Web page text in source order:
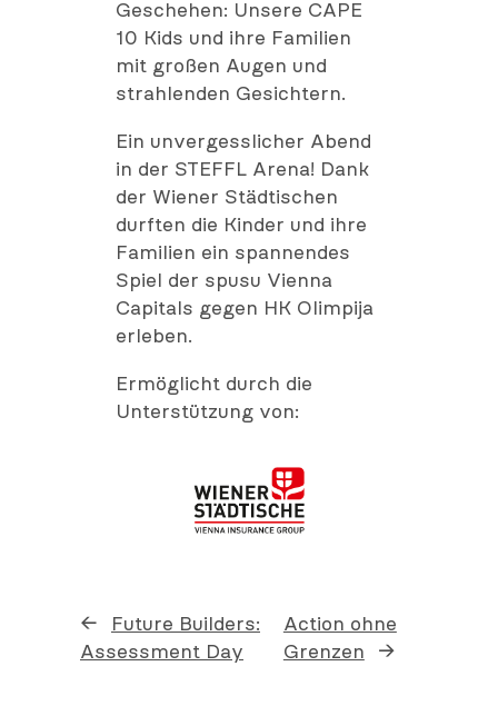
Geschehen: Unsere CAPE
10 Kids und ihre Familien
mit großen Augen und
strahlenden Gesichtern.
Ein unvergesslicher Abend
in der STEFFL Arena! Dank
der Wiener Städtischen
durften die Kinder und ihre
Familien ein spannendes
Spiel der spusu Vienna
Capitals gegen HK Olimpija
erleben.
Ermöglicht durch die
Unterstützung von:
←
Future Builders:
Assessment Day
Action ohne
Grenzen
→